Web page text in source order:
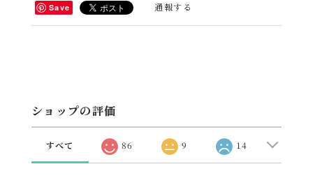
Save 通報する
ショップの評価
すべて 86 9 14